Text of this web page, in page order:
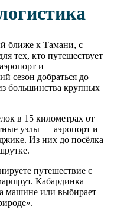
ближе к Тамани, с
тех, кто путешествует
и
сезон добраться до
большинства крупных
в 15 километрах от
узлы — аэропорт и
Из них до посёлка
путешествие с
Кабардинка
машине или выбирает